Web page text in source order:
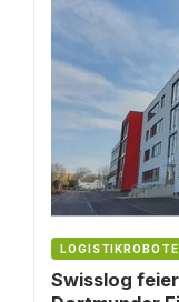
Swisslog